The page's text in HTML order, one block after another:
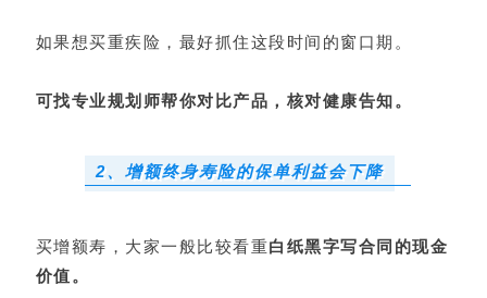
如果想买重疾险，最好抓住这段时间的窗口期。
可找专业规划师帮你对比产品，核对健康告知。
2、增额终身寿险的保单利益会下降
买增额寿，大家一般比较看重白纸黑字写合同的现金
价值。